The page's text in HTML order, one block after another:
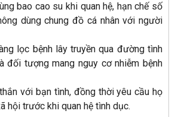
bao cao su khi quan hệ, hạn chế số
dùng chung đồ cá nhân với người
lọc bệnh lây truyền qua đường tình
đối tượng mang nguy cơ nhiễm bệnh
với bạn tình, đồng thời yêu cầu họ
hội trước khi quan hệ tình dục.